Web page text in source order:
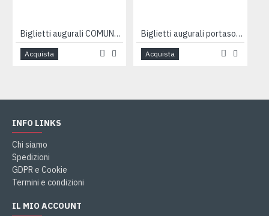
Biglietti augurali COMUNIONE 12pz
Acquista
Biglietti augurali portasoldi COMUNIONE 12pz
Acquista
INFO LINKS
Chi siamo
Spedizioni
GDPR e Cookie
Termini e condizioni
IL MIO ACCOUNT